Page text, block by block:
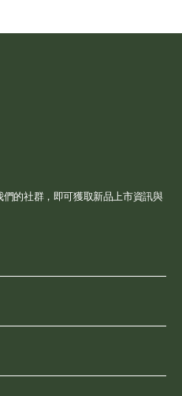
的社群，即可獲取新品上市資訊與